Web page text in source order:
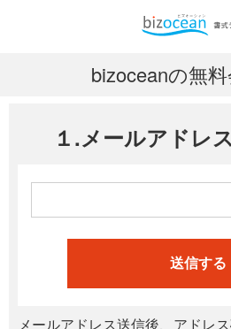
bizoceanの無
１.メールアドレ
送信する
メールアドレス送信後、アドレ